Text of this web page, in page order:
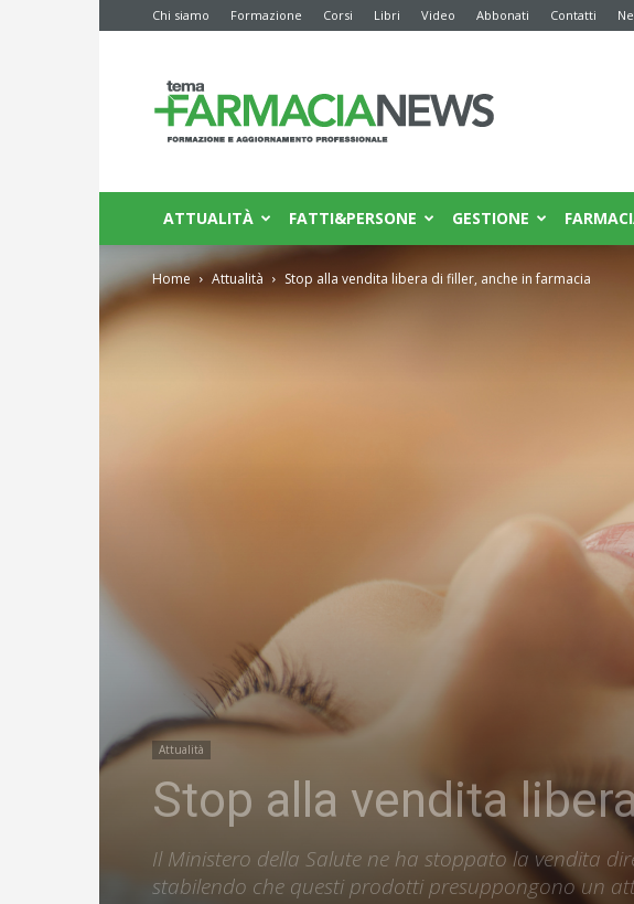
Chi siamo Formazione Corsi Libri Video Abbonati Contatti
News
ATTUALITÀ FATTI&PERSONE GESTIONE
Home Attualità Stop alla vendita libera di filler, anche in farmacia
Attualità
Stop alla vendita
Il Ministero della Salute ne ha stoppato la vendita
stabilendo che questi prodotti presuppongono un